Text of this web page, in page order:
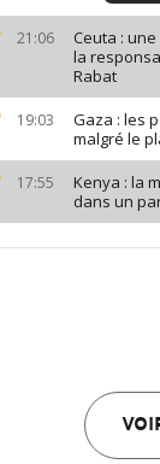
21:06
Ceuta :
la
Rabat
19:03
Gaza : les
malgré le
17:55
Kenya : la
dans un